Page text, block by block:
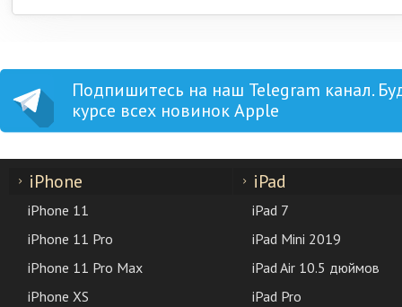
Подпишитесь на наш Telegram канал.
курсе всех новинок Apple
iPhone
iPhone 11
iPhone 11 Pro
iPhone 11 Pro Max
iPhone XS
iPad
iPad 7
iPad Mini 2019
iPad Air 10.5 дюймов
iPad Pro